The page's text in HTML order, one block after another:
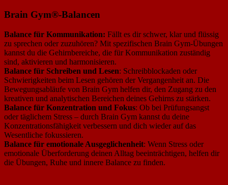
Brain Gym®-Balancen
Balance für Kommunikation: Fällt es dir schwer, klar und flüssig
zu sprechen oder zuzuhören? Mit spezifischen Brain Gym-Übungen
kannst du die Gehirnbereiche, die für Kommunikation zuständig
sind, aktivieren und harmonisieren.
Balance für Schreiben und Lesen: Schreibblockaden oder
Schwierigkeiten beim Lesen gehören der Vergangenheit an. Die
Bewegungsabläufe von Brain Gym helfen dir, den Zugang zu den
kreativen und analytischen Bereichen deines Gehirns zu stärken.
Balance für Konzentration und Fokus: Ob bei Prüfungsangst
oder täglichem Stress – durch Brain Gym kannst du deine
Konzentrationsfähigkeit verbessern und dich wieder auf das
Wesentliche fokussieren.
Balance für emotionale Ausgeglichenheit: Wenn Stress oder
emotionale Überforderung deinen Alltag beeinträchtigen, helfen dir
die Übungen, Ruhe und innere Balance zu finden.